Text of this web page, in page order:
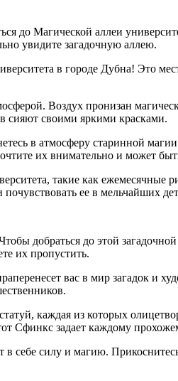
до Магической аллеи
увидите загадочную аллею.
в городе Дубна! Это
Воздух пронизан
сияют своими яркими красками.
в атмосферу старинной
их внимательно и может
такие как
ее в мельчайших
добраться до этой
их пропустить.
вас в мир загадок и
каждая из которых
Сфинкс задает каждому
себе силу и магию.